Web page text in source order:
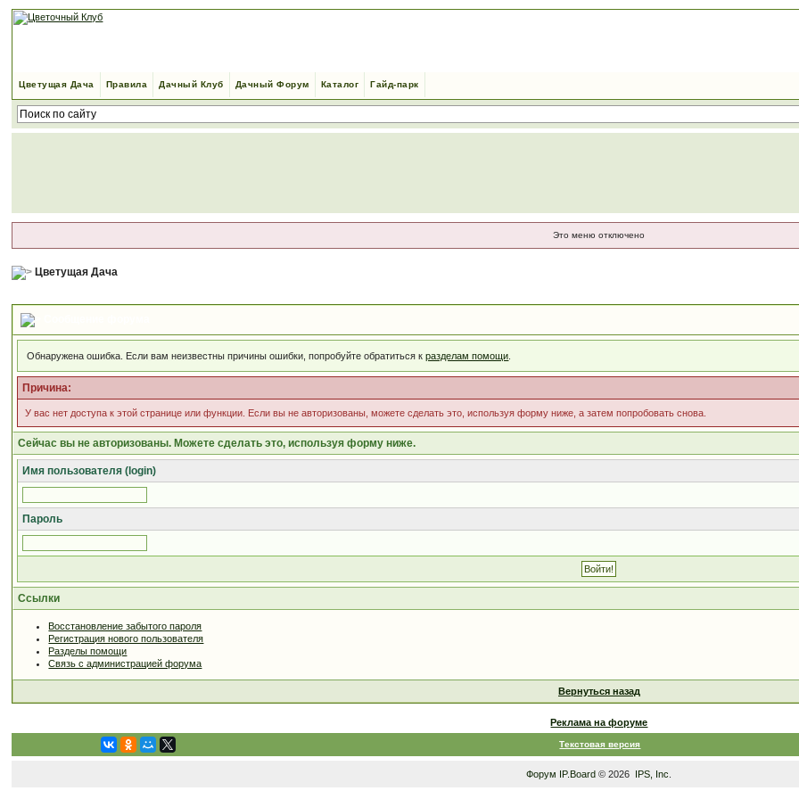
Цветущая Дача Правила Дачный Клуб Дачный Форум Каталог Гайд-парк
Это меню отключено
Цветущая Дача
Обнаружена ошибка. Если вам неизвестны причины ошибки, попробуйте обратиться кразделам помощи
Причина:
У вас нет доступа к этой странице или функции. Если вы не авторизованы, можете сделать это, используя форму ниже, а затем попробовать снова.
Сейчас вы не авторизованы. Можете сделать это, используя форму ниже.
Имя пользователя (login)
Пароль
Ссылки
Восстановление забытого пароля
Регистрация нового пользователя
Разделы помощи
Связь с администрацией форума
Вернуться назад
Реклама на форуме
Текстовая версия
Форум IP.Board © 2026 IPS, Inc